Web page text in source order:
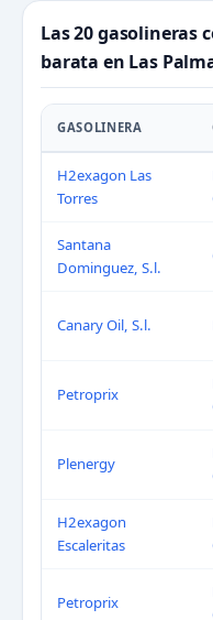
Las 20 gasolineras
barata en Las
GASOLINERA
H2exagon Las
Torres
Santana
Dominguez, S.l.
Canary Oil, S.l.
Petroprix
Plenergy
H2exagon
Escaleritas
Petroprix